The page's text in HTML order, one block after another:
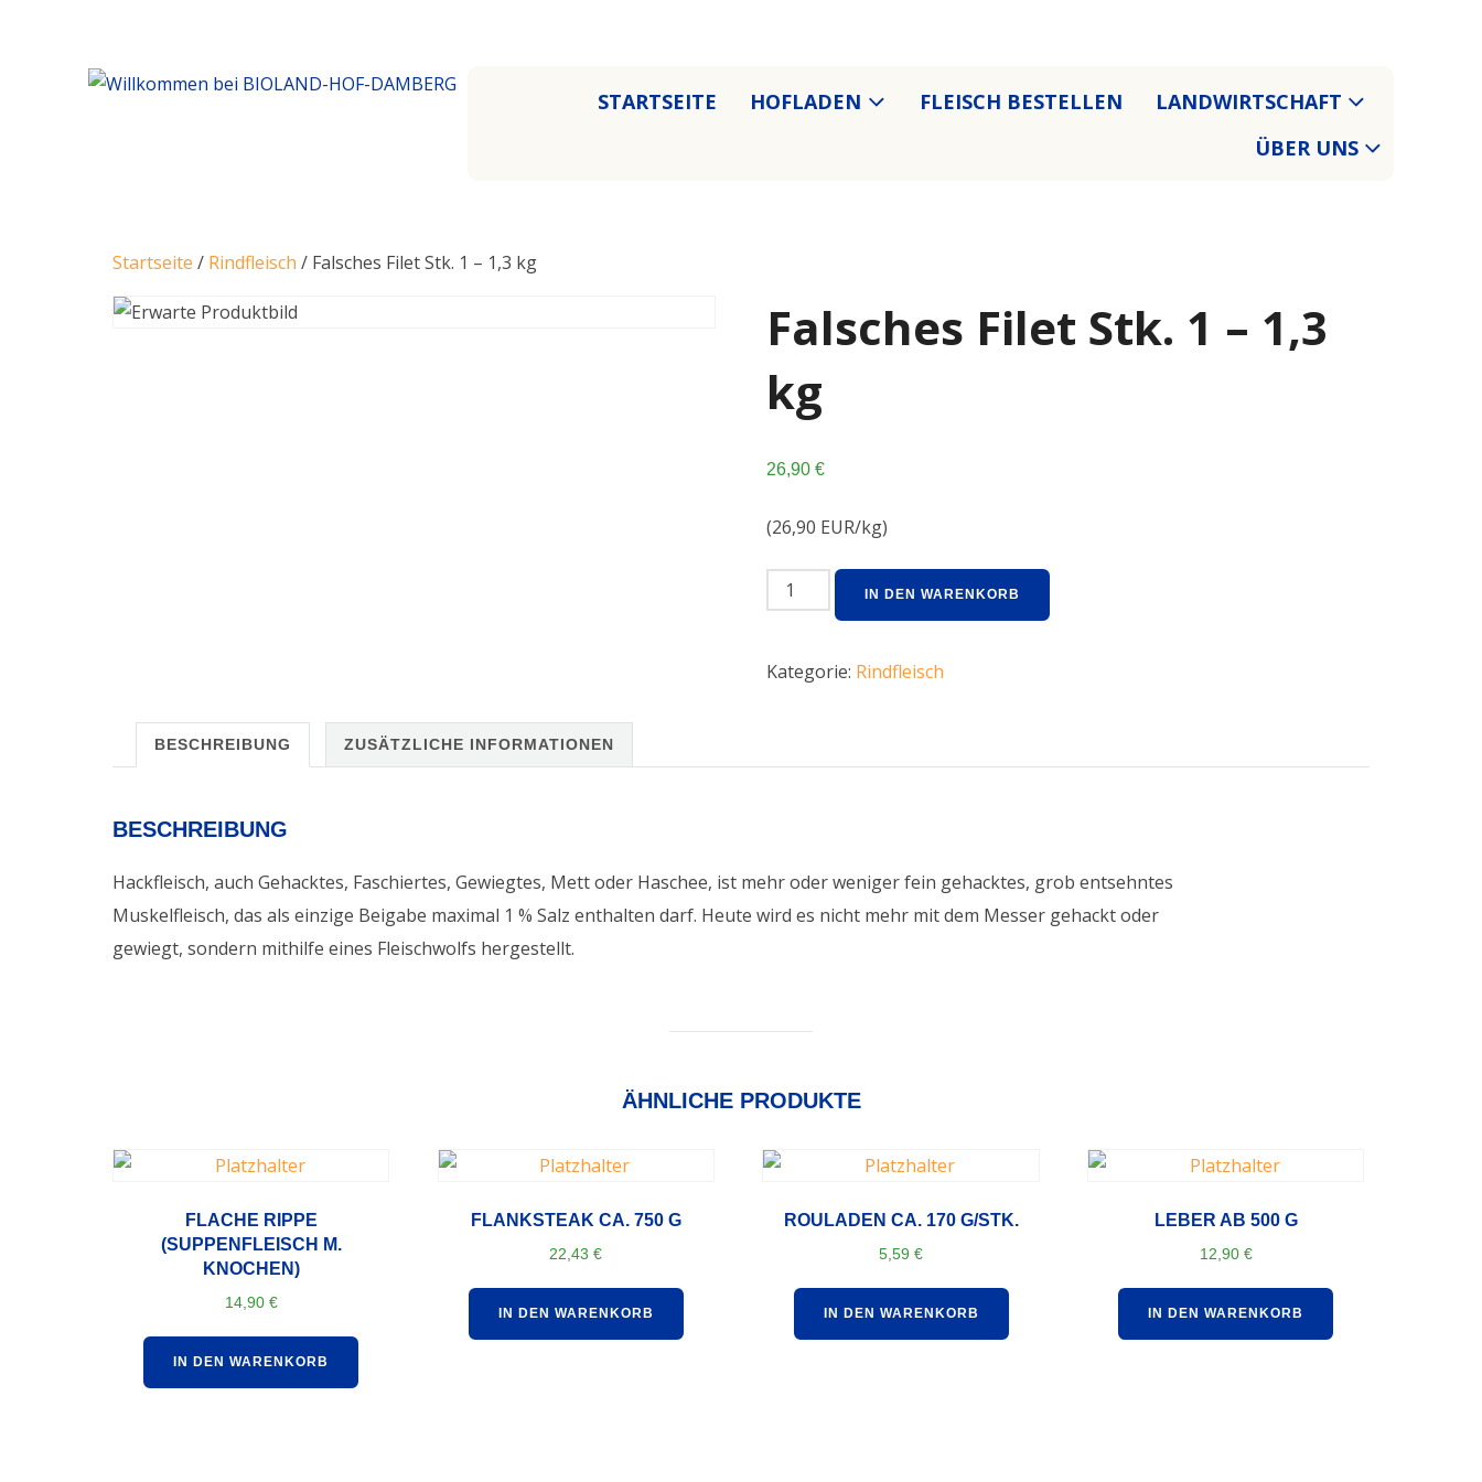
STARTSEITE HOFLADEN FLEISCH BESTELLEN
LANDWIRTSCHAFT
ÜBER UNS
Startseite / Rindfleisch / Falsches Filet Stk. 1 – 1,3 kg
Falsches Filet Stk. 1 – 1,3
kg
26,90 €
(26,90 EUR/kg)
IN DEN WARENKORB
Kategorie: Rindfleisch
BESCHREIBUNG ZUSÄTZLICHE INFORMATIONEN
BESCHREIBUNG
Hackfleisch, auch Gehacktes, Faschiertes, Gewiegtes, Mett oder Haschee, ist mehr oder weniger fein gehacktes, grob entsehntes
Muskelfleisch, das als einzige Beigabe maximal 1 % Salz enthalten darf. Heute wird es nicht mehr mit dem Messer gehackt oder
gewiegt, sondern mithilfe eines Fleischwolfs hergestellt.
ÄHNLICHE PRODUKTE
FLACHE RIPPE
(SUPPENFLEISCH M.
KNOCHEN)
14,90 €
IN DEN WARENKORB
FLANKSTEAK CA. 750 G
22,43€
IN DEN WARENKORB
ROULADEN CA. 170 G/STK.
5,59€
IN DEN WARENKORB
LEBER AB 500 G
12,90 €
IN DEN WARENKORB